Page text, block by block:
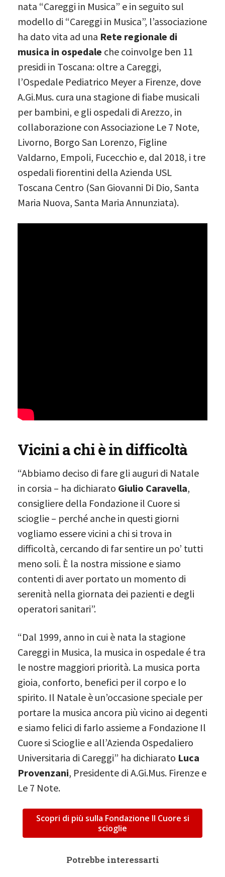
nata “Careggi in Musica” e in seguito sul
modello di “Careggi in Musica”, l’associazione
ha dato vita ad una Rete regionale di
musica in ospedale che coinvolge ben 11
presidi in Toscana: oltre a Careggi,
l’Ospedale Pediatrico Meyer a Firenze, dove
A.Gi.Mus. cura una stagione di fiabe musicali
per bambini, e gli ospedali di Arezzo, in
collaborazione con Associazione Le 7 Note,
Livorno, Borgo San Lorenzo, Figline
Valdarno, Empoli, Fucecchio e, dal 2018, i tre
ospedali fiorentini della Azienda USL
Toscana Centro (San Giovanni Di Dio, Santa
Maria Nuova, Santa Maria Annunziata).
Vicini a chi è in difficoltà
“Abbiamo deciso di fare gli auguri di Natale
in corsia – ha dichiarato Giulio Caravella,
consigliere della Fondazione il Cuore si
scioglie – perché anche in questi giorni
vogliamo essere vicini a chi si trova in
difficoltà, cercando di far sentire un po’ tutti
meno soli. È la nostra missione e siamo
contenti di aver portato un momento di
serenità nella giornata dei pazienti e degli
operatori sanitari”.
“Dal 1999, anno in cui è nata la stagione
Careggi in Musica, la musica in ospedale é tra
le nostre maggiori priorità. La musica porta
gioia, conforto, benefici per il corpo e lo
spirito. Il Natale è un’occasione speciale per
portare la musica ancora più vicino ai degenti
e siamo felici di farlo assieme a Fondazione Il
Cuore si Scioglie e all’Azienda Ospedaliero
Universitaria di Careggi” ha dichiarato Luca
Provenzani, Presidente di A.Gi.Mus. Firenze e
Le 7 Note.
Scopri di più sulla Fondazione Il Cuore si
scioglie
Potrebbe interessarti